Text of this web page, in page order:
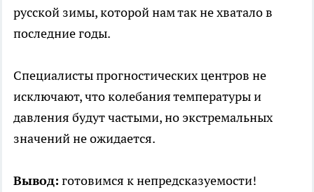
русской зимы, которой нам так не хватало в
последние годы.
Специалисты прогностических центров не
исключают, что колебания температуры и
давления будут частыми, но экстремальных
значений не ожидается.
Вывод: готовимся к непредсказуемости!